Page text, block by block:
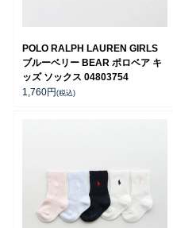
POLO RALPH LAUREN GIRLS
ブルーベリー BEAR ポロベア キ
ッズ ソックス 04803754
1,760円 (税込)